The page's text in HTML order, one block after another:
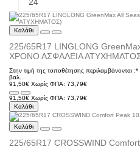
Καλάθι
225/65R17 LINGLONG
ΧΡΟΝΟ ΑΣΦΑΛΕΙΑ
Στην τιμή της τοποθέτησης περιλαμβάνονται
βαλ..
91,50€ Χωρίς ΦΠΑ: 73,79€
91,50€ Χωρίς ΦΠΑ: 73,79€
Καλάθι
Καλάθι
225/65R17 CROSSWIND